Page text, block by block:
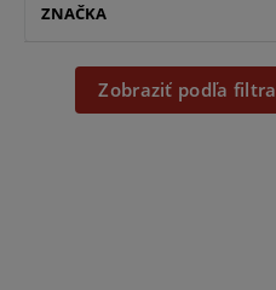
ZNAČKA
Zobraziť podľa filtra